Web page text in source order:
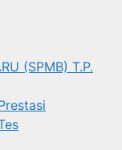
(SPMB) T.P.